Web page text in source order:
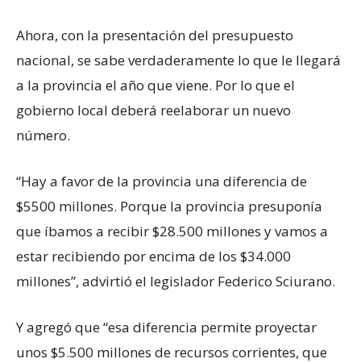
Ahora, con la presentación del presupuesto
nacional, se sabe verdaderamente lo que le llegará
a la provincia el año que viene. Por lo que el
gobierno local deberá reelaborar un nuevo
número.
“Hay a favor de la provincia una diferencia de
$5500 millones. Porque la provincia presuponía
que íbamos a recibir $28.500 millones y vamos a
estar recibiendo por encima de los $34.000
millones”, advirtió el legislador Federico Sciurano.
Y agregó que “esa diferencia permite proyectar
unos $5.500 millones de recursos corrientes, que